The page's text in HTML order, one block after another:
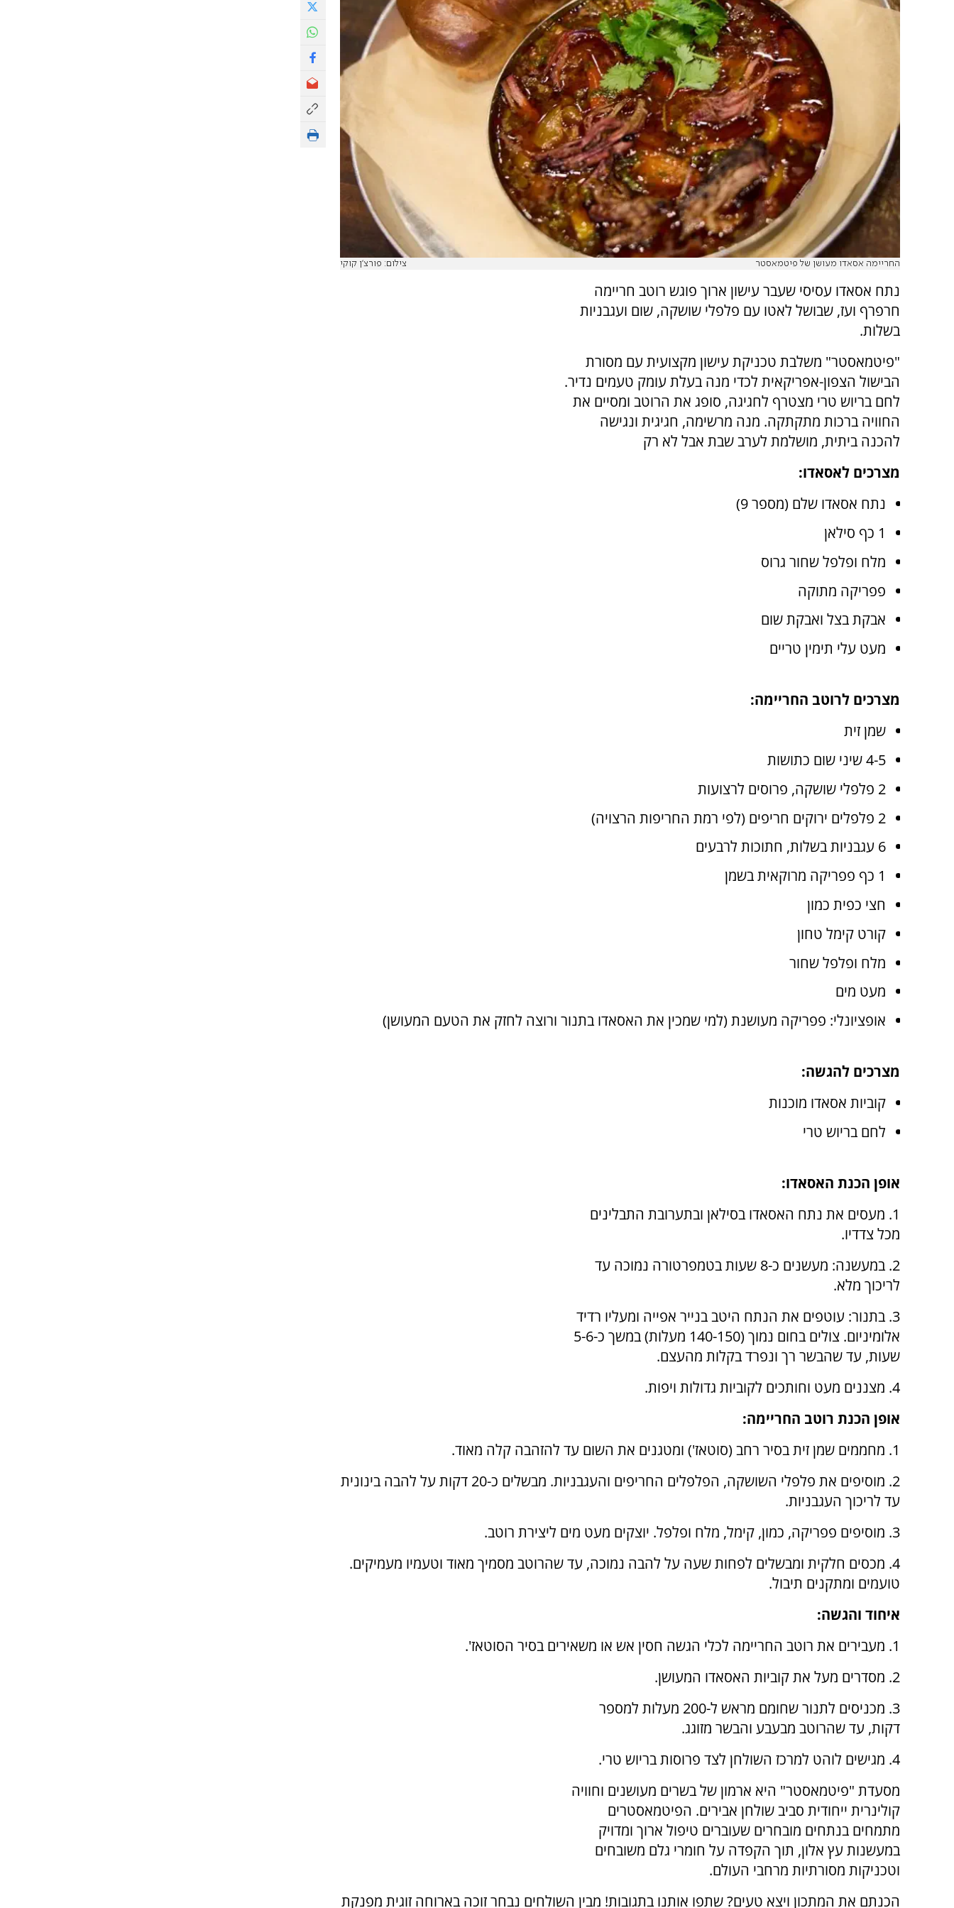
החריימה אסאדו מעושן של פיטמאסטר צילום: פורצ'ן קוקי
נתח אסאדו עסיסי שעבר עישון ארוך פוגש רוטב חריימה
חרפרף ועז, שבושל לאטו עם פלפלי שושקה, שום ועגבניות
בשלות.
"פיטמאסטר" משלבת טכניקת עישון מקצועית עם מסורת
הבישול הצפון-אפריקאית לכדי מנה בעלת עומק טעמים נדיר.
לחם בריוש טרי מצטרף לחגיגה, סופג את הרוטב ומסיים את
החוויה ברכות מתקתקה. מנה מרשימה, חגיגית ונגישה
להכנה ביתית, מושלמת לערב שבת אבל לא רק
מצרכים לאסאדו:
נתח אסאדו שלם (מספר 9)
1 כף סילאן
מלח ופלפל שחור גרוס
פפריקה מתוקה
אבקת בצל ואבקת שום
מעט עלי תימין טריים
מצרכים לרוטב החריימה:
שמן זית
4-5 שיני שום כתושות
2 פלפלי שושקה, פרוסים לרצועות
2 פלפלים ירוקים חריפים (לפי רמת החריפות הרצויה)
6 עגבניות בשלות, חתוכות לרבעים
1 כף פפריקה מרוקאית בשמן
חצי כפית כמון
קורט קימל טחון
מלח ופלפל שחור
מעט מים
אופציונלי: פפריקה מעושנת (למי שמכין את האסאדו בתנור ורוצה לחזק את הטעם המעושן)
מצרכים להגשה:
קוביות אסאדו מוכנות
לחם בריוש טרי
אופן הכנת האסאדו:
1. מעסים את נתח האסאדו בסילאן ובתערובת התבלינים
מכל צדדיו.
2. במעשנה: מעשנים כ-8 שעות בטמפרטורה נמוכה עד
לריכוך מלא.
3. בתנור: עוטפים את הנתח היטב בנייר אפייה ומעליו רדיד
אלומיניום. צולים בחום נמוך (140-150 מעלות) במשך כ-5-6
שעות, עד שהבשר רך ונפרד בקלות מהעצם.
4. מצננים מעט וחותכים לקוביות גדולות ויפות.
אופן הכנת רוטב החריימה:
1. מחממים שמן זית בסיר רחב (סוטאז') ומטגנים את השום עד להזהבה קלה מאוד.
2. מוסיפים את פלפלי השושקה, הפלפלים החריפים והעגבניות. מבשלים כ-20 דקות על להבה בינונית
עד לריכוך העגבניות.
3. מוסיפים פפריקה, כמון, קימל, מלח ופלפל. יוצקים מעט מים ליצירת רוטב.
4. מכסים חלקית ומבשלים לפחות שעה על להבה נמוכה, עד שהרוטב מסמיך מאוד וטעמיו מעמיקים.
טועמים ומתקנים תיבול.
איחוד והגשה:
1. מעבירים את רוטב החריימה לכלי הגשה חסין אש או משאירים בסיר הסוטאז'.
2. מסדרים מעל את קוביות האסאדו המעושן.
3. מכניסים לתנור שחומם מראש ל-200 מעלות למספר
דקות, עד שהרוטב מבעבע והבשר מזוגג.
4. מגישים לוהט למרכז השולחן לצד פרוסות בריוש טרי.
מסעדת "פיטמאסטר" היא ארמון של בשרים מעושנים וחוויה
קולינרית ייחודית סביב שולחן אבירים. הפיטמאסטרים
מתמחים בנתחים מובחרים שעוברים טיפול ארוך ומדויק
במעשנות עץ אלון, תוך הקפדה על חומרי גלם משובחים
וטכניקות מסורתיות מרחבי העולם.
הכנתם את המתכון ויצא טעים? שתפו אותנו בתגובות! מבין השולחים נבחר זוכה בארוחה זוגית מפנקת